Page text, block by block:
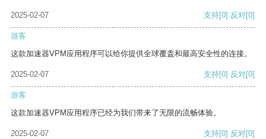
2025-02-07 支持[0] 反对[0]
游客
这款加速器VPM应用程序可以给你提供全球覆盖和最高安全性的连接。
2025-02-07 支持[0] 反对[0]
游客
这款加速器VPM应用程序已经为我们带来了无限的流畅体验。
2025-02-07 支持[0] 反对[0]